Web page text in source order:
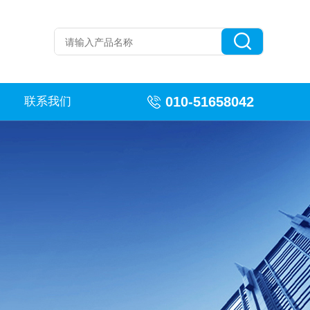
联系我们 010-51658042